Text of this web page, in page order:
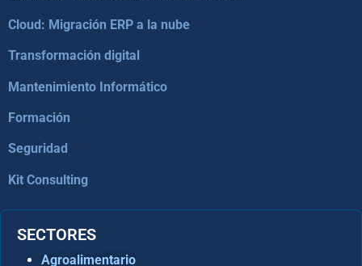
Cloud: Migración ERP a la nube
Transformación digital
Mantenimiento Informático
Formación
Seguridad
Kit Consulting
SECTORES
Agroalimentario